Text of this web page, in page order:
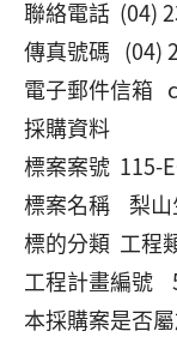
聯絡電話 (04)
傳真號碼 (04)
電子郵件信箱
採購資料
標案案號 115-
標案名稱 梨山
標的分類 工程
工程計畫編號
本採購案是否